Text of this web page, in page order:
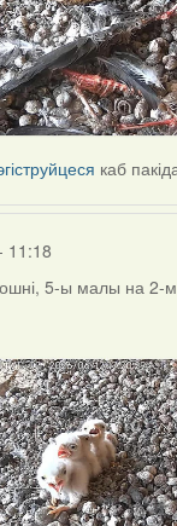
каб
11:18
5-ы малы на 2-м